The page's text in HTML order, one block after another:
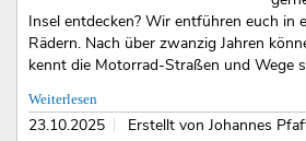
Insel entdecken? Wir entführen euch in
Rädern. Nach über zwanzig Jahren
kennt die Motorrad-Straßen und Wege
Weiterlesen
23.10.2025 Erstellt von Johannes